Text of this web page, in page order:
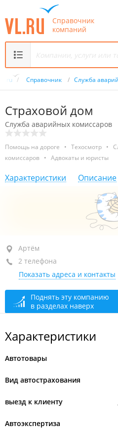
Справочник
компаний
/ Справочник / Служба
Страховой дом
Служба аварийных комиссаров
Помощь на дороге • Техосмотр •
комиссаров • Адвокаты и юристы
Характеристики Описание
Артём, ул. Фрунзе, 76
+7 914 686-86-37
+7 924 250-66-55
закрыто, откроется в 09:00
Аварийный комиссар
Артём
2 телефона
Показать адреса и контакты
Поднять эту компанию
в разделах наверх
Характеристики
Автотовары
Вид автострахования
выезд к клиенту
Автоэкспертиза